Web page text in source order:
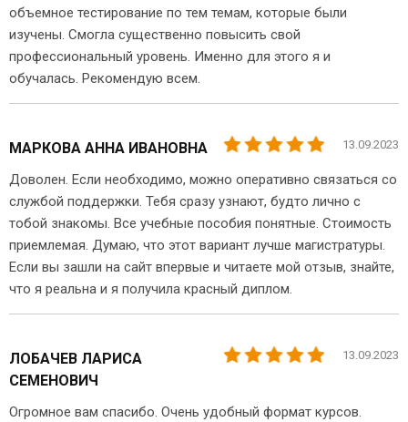
объемное тестирование по тем темам, которые были
изучены. Смогла существенно повысить свой
профессиональный уровень. Именно для этого я и
обучалась. Рекомендую всем.
13.09.2023
МАРКОВА АННА ИВАНОВНА
Доволен. Если необходимо, можно оперативно связаться со
службой поддержки. Тебя сразу узнают, будто лично с
тобой знакомы. Все учебные пособия понятные. Стоимость
приемлемая. Думаю, что этот вариант лучше магистратуры.
Если вы зашли на сайт впервые и читаете мой отзыв, знайте,
что я реальна и я получила красный диплом.
13.09.2023
ЛОБАЧЕВ ЛАРИСА
СЕМЕНОВИЧ
Огромное вам спасибо. Очень удобный формат курсов.